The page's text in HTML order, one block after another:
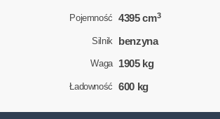
Pojemność 4395 cm3
Silnik benzyna
Waga 1905 kg
Ładowność 600 kg